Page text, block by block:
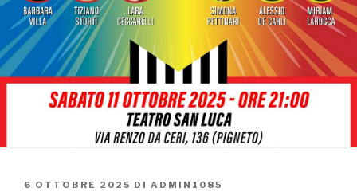
PUBBLICATO
6 OTTOBRE 2025 DI ADMIN1085